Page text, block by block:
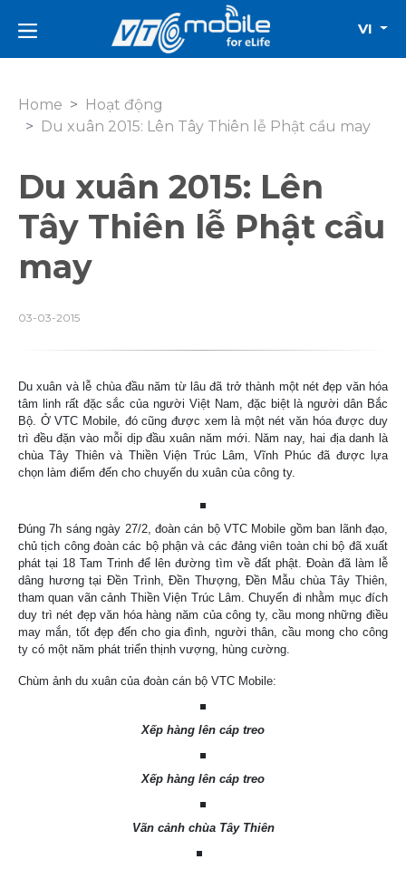
VI
Home
Hoạt động
Du xuân 2015: Lên Tây Thiên lễ Phật cầu may
Du xuân 2015: Lên
Tây Thiên lễ Phật cầu
may
03-03-2015
Du xuân và lễ chùa đầu năm từ lâu đã trở thành một nét đẹp văn hóa
tâm linh rất đặc sắc của người Việt Nam, đặc biệt là người dân Bắc
Bộ. Ở VTC Mobile, đó cũng được xem là một nét văn hóa được duy
trì đều đặn vào mỗi dịp đầu xuân năm mới. Năm nay, hai địa danh là
chùa Tây Thiên và Thiền Viện Trúc Lâm, Vĩnh Phúc đã được lựa
chọn làm điểm đến cho chuyến du xuân của công ty.
Đúng 7h sáng ngày 27/2, đoàn cán bộ VTC Mobile gồm ban lãnh đạo,
chủ tịch công đoàn các bộ phận và các đảng viên toàn chi bộ đã xuất
phát tại 18 Tam Trinh để lên đường tìm về đất phật. Đoàn đã làm lễ
dâng hương tại Đền Trình, Đền Thượng, Đền Mẫu chùa Tây Thiên,
tham quan vãn cảnh Thiền Viện Trúc Lâm. Chuyến đi nhằm mục đích
duy trì nét đẹp văn hóa hàng năm của công ty, cầu mong những điều
may mắn, tốt đẹp đến cho gia đình, người thân, cầu mong cho công
ty có một năm phát triển thịnh vượng, hùng cường.
Chùm ảnh du xuân của đoàn cán bộ VTC Mobile:
Xếp hàng lên cáp treo
Xếp hàng lên cáp treo
Vãn cảnh chùa Tây Thiên